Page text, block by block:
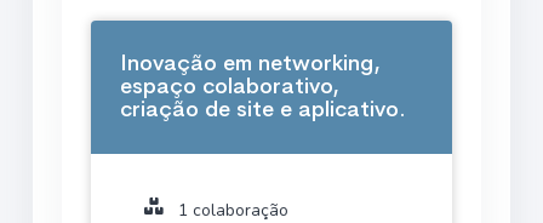
Inovação em networking,
espaço colaborativo,
criação de site e aplicativo.
1 colaboração